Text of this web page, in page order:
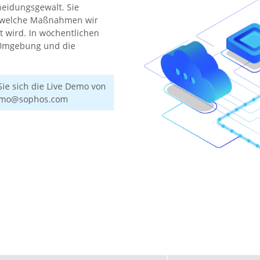
Sie
Maßnahmen wir
wird. In wöchentlichen
und die
sich die Live Demo von